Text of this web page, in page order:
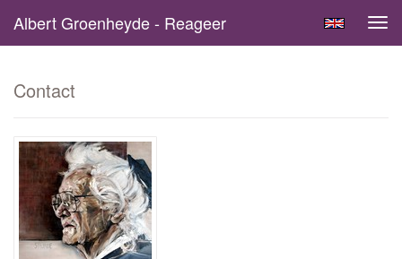
Albert Groenheyde - Reageer
Contact